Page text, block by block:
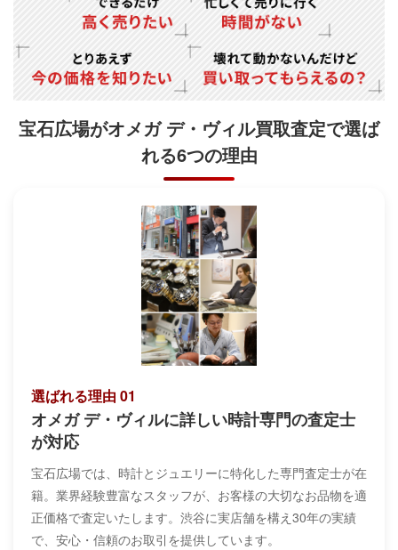
宝石広場がオメガ デ・ヴィル買取査定で選ば
れる6つの理由
選ばれる理由 01
オメガ デ・ヴィルに詳しい時計専門の査定士
が対応
宝石広場では、時計とジュエリーに特化した専門査定士が在
籍。業界経験豊富なスタッフが、お客様の大切なお品物を適
正価格で査定いたします。渋谷に実店舗を構え30年の実績
で、安心・信頼のお取引を提供しています。